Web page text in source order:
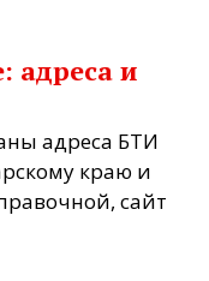
адреса и
адреса БТИ
краю и
сайт